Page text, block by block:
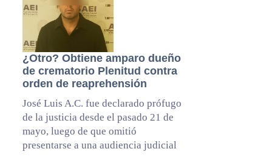
¿Otro? Obtiene amparo dueño
de crematorio Plenitud contra
orden de reaprehensión
José Luis A.C. fue declarado prófugo
de la justicia desde el pasado 21 de
mayo, luego de que omitió
presentarse a una audiencia judicial